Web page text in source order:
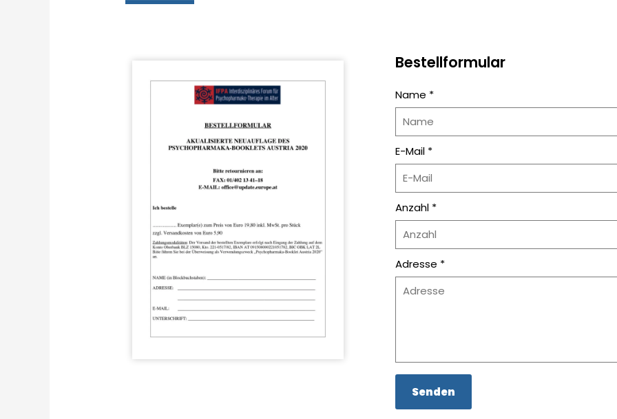
Bestellformular
Name *
E-Mail *
Anzahl *
Adresse *